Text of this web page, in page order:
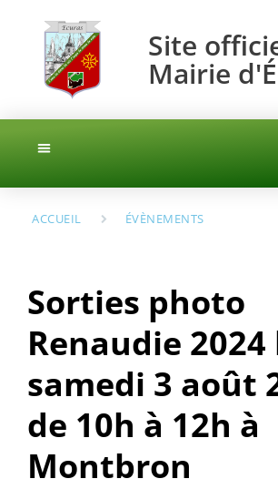
Site
Mairie
ACCUEIL ÉVÈNEMENTS
Sorties photo
Renaudie 2024
samedi 3 août
de 10h à 12h à
Montbron